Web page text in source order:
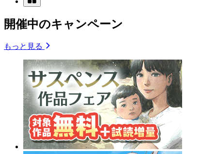
開催中のキャンペーン
もっと見る